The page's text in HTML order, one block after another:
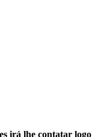
irá lhe contatar logo